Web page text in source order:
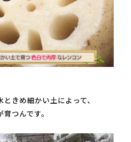
きめ細かい土によって、
つんです。